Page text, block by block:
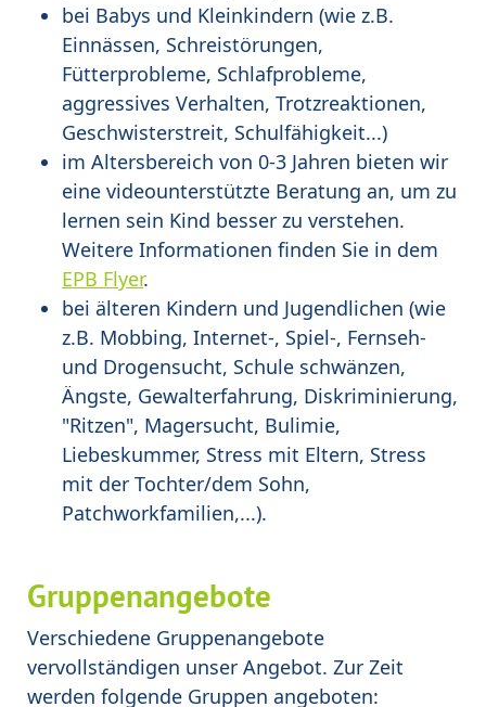
bei Babys und Kleinkindern (wie z.B.
Einnässen, Schreistörungen,
Fütterprobleme, Schlafprobleme,
aggressives Verhalten, Trotzreaktionen,
Geschwisterstreit, Schulfähigkeit...)
im Altersbereich von 0-3 Jahren bieten wir
eine videounterstützte Beratung an, um zu
lernen sein Kind besser zu verstehen.
Weitere Informationen finden Sie in dem
EPB Flyer.
bei älteren Kindern und Jugendlichen (wie
z.B. Mobbing, Internet-, Spiel-, Fernseh-
und Drogensucht, Schule schwänzen,
Ängste, Gewalterfahrung, Diskriminierung,
"Ritzen", Magersucht, Bulimie,
Liebeskummer, Stress mit Eltern, Stress
mit der Tochter/dem Sohn,
Patchworkfamilien,...).
Gruppenangebote
Verschiedene Gruppenangebote
vervollständigen unser Angebot. Zur Zeit
werden folgende Gruppen angeboten: